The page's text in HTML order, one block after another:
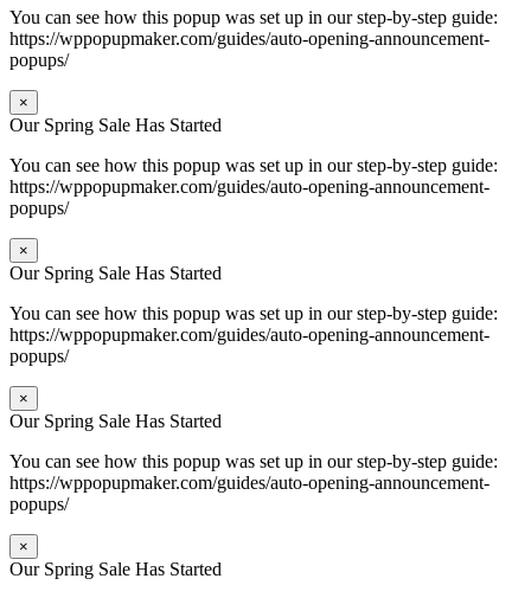
You can see how this popup was set up in our step-by-step guide:
https://wppopupmaker.com/guides/auto-opening-announcement-
popups/
×
Our Spring Sale Has Started
You can see how this popup was set up in our step-by-step guide:
https://wppopupmaker.com/guides/auto-opening-announcement-
popups/
×
Our Spring Sale Has Started
You can see how this popup was set up in our step-by-step guide:
https://wppopupmaker.com/guides/auto-opening-announcement-
popups/
×
Our Spring Sale Has Started
You can see how this popup was set up in our step-by-step guide:
https://wppopupmaker.com/guides/auto-opening-announcement-
popups/
×
Our Spring Sale Has Started